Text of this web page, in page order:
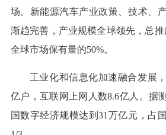
场。新能源汽车产业政策、技术、
渐趋完善，产业规模全球领先，总
全球市场保有量的50%。
工业化和信息化加速融合发展
亿户，互联网上网人数8.6亿人。据
国数字经济规模达到31万亿元，占